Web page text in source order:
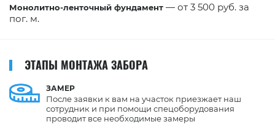
Монолитно-ленточный фундамент — от 3 500 руб. за
пог. м.
ЭТАПЫ МОНТАЖА ЗАБОРА
ЗАМЕР
После заявки к вам на участок приезжает наш
сотрудник и при помощи спецоборудования
проводит все необходимые замеры